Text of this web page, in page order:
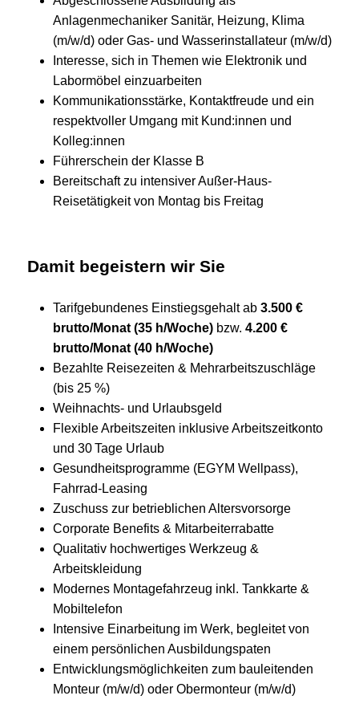
Anlagenmechaniker Sanitär, Heizung, Klima
(m/w/d) oder Gas- und Wasserinstallateur (m/w/d)
Interesse, sich in Themen wie Elektronik und
Labormöbel einzuarbeiten
Kommunikationsstärke, Kontaktfreude und ein
respektvoller Umgang mit Kund:innen und
Kolleg:innen
Führerschein der Klasse B
Bereitschaft zu intensiver Außer-Haus-
Reisetätigkeit von Montag bis Freitag
Damit begeistern wir Sie
Tarifgebundenes Einstiegsgehalt ab 3.500 €
brutto/Monat (35 h/Woche) bzw. 4.200 €
brutto/Monat (40 h/Woche)
Bezahlte Reisezeiten & Mehrarbeitszuschläge
(bis 25 %)
Weihnachts‑ und Urlaubsgeld
Flexible Arbeitszeiten inklusive Arbeitszeitkonto
und 30 Tage Urlaub
Gesundheitsprogramme (EGYM Wellpass),
Fahrrad‑Leasing
Zuschuss zur betrieblichen Altersvorsorge
Corporate Benefits & Mitarbeiterrabatte
Qualitativ hochwertiges Werkzeug &
Arbeitskleidung
Modernes Montagefahrzeug inkl. Tankkarte &
Mobiltelefon
Intensive Einarbeitung im Werk, begleitet von
einem persönlichen Ausbildungspaten
Entwicklungsmöglichkeiten zum bauleitenden
Monteur (m/w/d) oder Obermonteur (m/w/d)